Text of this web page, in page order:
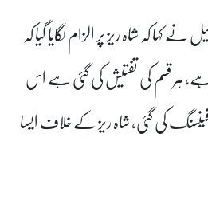
کہ شاہ ریز پر الزام لگایا گیا کہ
ہے، ہر قسم کی تفتیش کی گئی ہے اس
کی گئی، شاہ ریز کے خلاف ایسا